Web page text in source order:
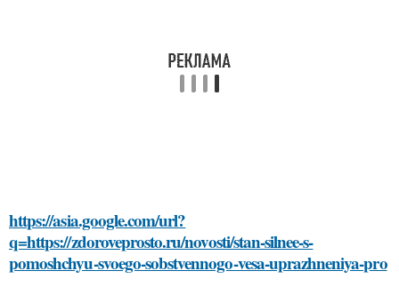
https://asia.google.com/url?
q=https://zdoroveprosto.ru/novosti/stan-silnee-s-
pomoshchyu-svoego-sobstvennogo-vesa-uprazhneniya-pro